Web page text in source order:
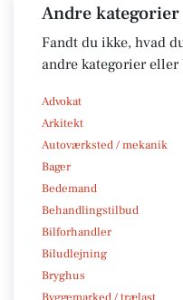
Andre kategorier
Fandt du ikke, hvad
andre kategorier eller
Advokat
Arkitekt
Autoværksted / mekanik
Bager
Bedemand
Behandlingstilbud
Bilforhandler
Biludlejning
Bryghus
Byggemarked / trælast